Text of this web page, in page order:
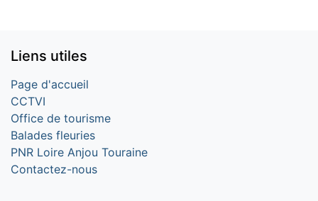
Liens utiles
Page d'accueil
CCTVI
Office de tourisme
Balades fleuries
PNR Loire Anjou Touraine
Contactez-nous